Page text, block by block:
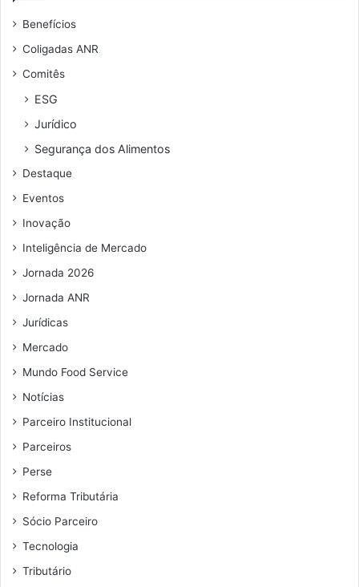
e
n
e
e
e
a
i
Benefícios
Coligadas ANR
Comitês
ESG
Jurídico
Segurança dos Alimentos
Destaque
Eventos
Inovação
Inteligência de Mercado
Jornada 2026
Jornada ANR
Jurídicas
Mercado
Mundo Food Service
Notícias
Parceiro Institucional
Parceiros
Perse
Reforma Tributária
Sócio Parceiro
Tecnologia
Tributário